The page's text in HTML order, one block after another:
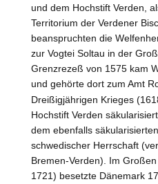
und dem Hochstift Verden ,
Territorium der Verdener
beanspruchten die
zur Vogtei Soltau in der
Grenzrezeß von 1575 kam
und gehörte dort zum Amt
Dreißigjährigen Krieges
Hochstift Verden
dem ebenfalls
schwedischer Herrschaft
Bremen-Verden). Im
1721) besetzte Dänemark